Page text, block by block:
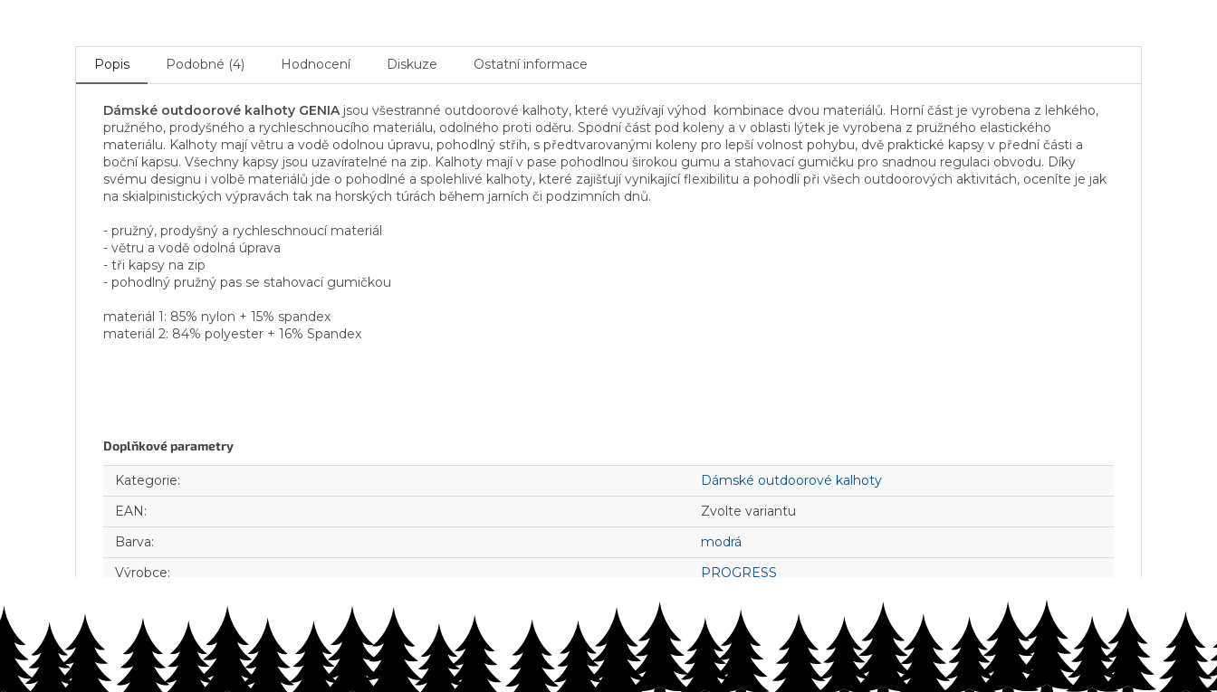
Popis Podobné (4) Hodnocení Diskuze Ostatní informace
Dámské outdoorové kalhoty GENIAjsou všestranné outdoorové kalhoty, které využívají výhod kombinace dvou materiálů. Horní část je vyrobena z lehkého,
pružného, prodyšného a rychleschnoucího materiálu, odolného proti oděru. Spodní část pod koleny a v oblasti lýtek je vyrobena z pružného elastického
materiálu. Kalhoty mají větru a vodě odolnou úpravu, pohodlný střih, s předtvarovanými koleny pro lepší volnost pohybu, dvě praktické kapsy v přední části a
boční kapsu. Všechny kapsy jsou uzavíratelné na zip. Kalhoty mají v pase pohodlnou širokou gumu a stahovací gumičku pro snadnou regulaci obvodu. Díky
svému designu i volbě materiálů jde o pohodlné a spolehlivé kalhoty, které zajišťují vynikající flexibilitu a pohodlí při všech outdoorových aktivitách, oceníte je jak
na skialpinistických výpravách tak na horských túrách během jarních či podzimních dnů.
- pružný, prodyšný a rychleschnoucí materiál
- větru a vodě odolná úprava
- tři kapsy na zip
- pohodlný pružný pas se stahovací gumičkou
materiál 1: 85% nylon + 15% spandex
materiál 2: 84% polyester + 16% Spandex
Doplňkové parametry
Kategorie:
Dámské outdoorové kalhoty
EAN:
Zvolte variantu
Barva:
modrá
Výrobce: PROGRESS